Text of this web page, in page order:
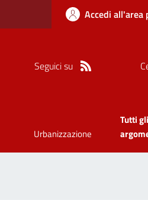
Accedi all'area
Seguici su
Urbanizzazione
Tutti gli